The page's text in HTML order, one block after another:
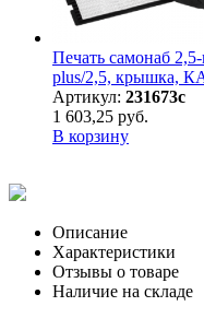
Печать самонаб
plus/2,5, крышка,
Артикул: 231673с
1 603,25 руб.
В корзину
Описание
Характеристики
Отзывы о товаре
Наличие на складе